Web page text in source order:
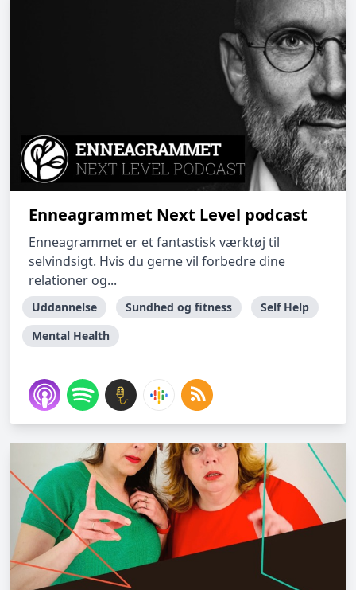
Enneagrammet Next Level podcast
Enneagrammet er et fantastisk værktøj til
selvindsigt. Hvis du gerne vil forbedre dine
relationer og...
Uddannelse Sundhed og fitness
Self Help
Mental Health